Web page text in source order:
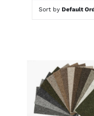
Sort by Default
SELECT
DETAILS